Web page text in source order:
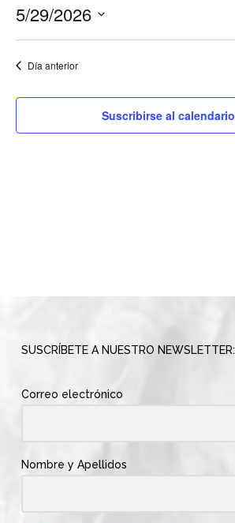
29,
2026
5/29/2026
Día anterior
Suscribirse al calendario
SUSCRÍBETE A NUESTRO NEWSLETTER:
Correo electrónico
Nombre y Apellidos